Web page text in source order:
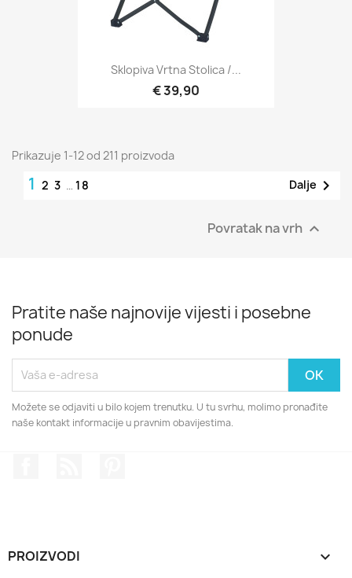
Sklopiva Vrtna Stolica /...
€ 39,90
Prikazuje 1-12 od 211 proizvoda
1 2 3 … 18 Dalje 
Povratak na vrh 
Pratite naše najnovije vijesti i posebne
ponude
Možete se odjaviti u bilo kojem trenutku. U tu svrhu, molimo pronađite
naše kontakt informacije u pravnim obavijestima.
PROIZVODI 